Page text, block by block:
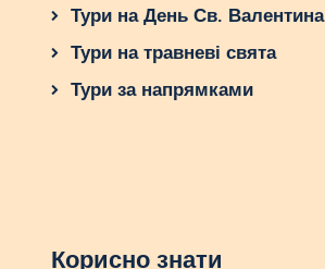
Тури на День Св. Валентина
Тури на травневі свята
Тури за напрямками
Корисно знати